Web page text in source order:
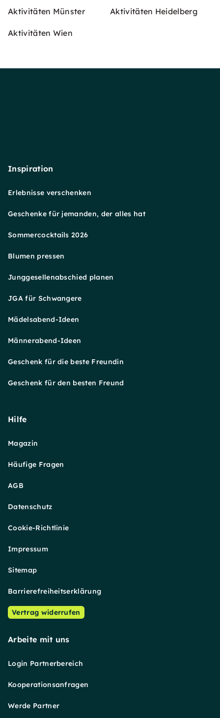
Aktivitäten Münster Aktivitäten Heidelberg
Aktivitäten Wien
Inspiration
Erlebnisse verschenken
Geschenke für jemanden, der alles hat
Sommercocktails 2026
Blumen pressen
Junggesellenabschied planen
JGA für Schwangere
Mädelsabend-Ideen
Männerabend-Ideen
Geschenk für die beste Freundin
Geschenk für den besten Freund
Hilfe
Magazin
Häufige Fragen
AGB
Datenschutz
Cookie-Richtlinie
Impressum
Sitemap
Barrierefreiheitserklärung
Vertrag widerrufen
Arbeite mit uns
Login Partnerbereich
Kooperationsanfragen
Werde Partner